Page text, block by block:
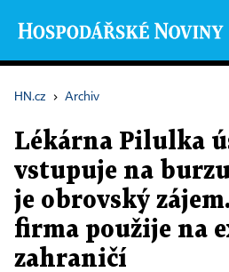
HN.cz › Archiv
Lékárna Pilulka
vstupuje na
je obrovský
firma použije na
zahraničí